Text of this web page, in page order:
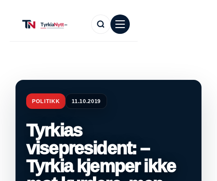
POLITIKK 11.10.2019
Tyrkias
visepresident: –
Tyrkia kjemper ikke